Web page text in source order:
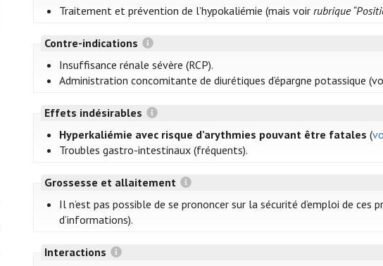
Traitement et prévention de l’hypokaliémie (mais voirrubrique
Contre-indications
Insuffisance rénale sévère (RCP).
Administration concomitante de diurétiques d’épargne potassique
Effets indésirables
Hyperkaliémie avec risque d’arythmies pouvant être fatales (
Troubles gastro-intestinaux (fréquents).
Grossesse et allaitement
Il n’est pas possible de se prononcer sur la sécurité d’emploi de
d’informations).
Interactions